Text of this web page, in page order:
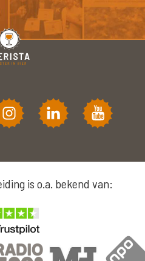
is o.a. bekend van: